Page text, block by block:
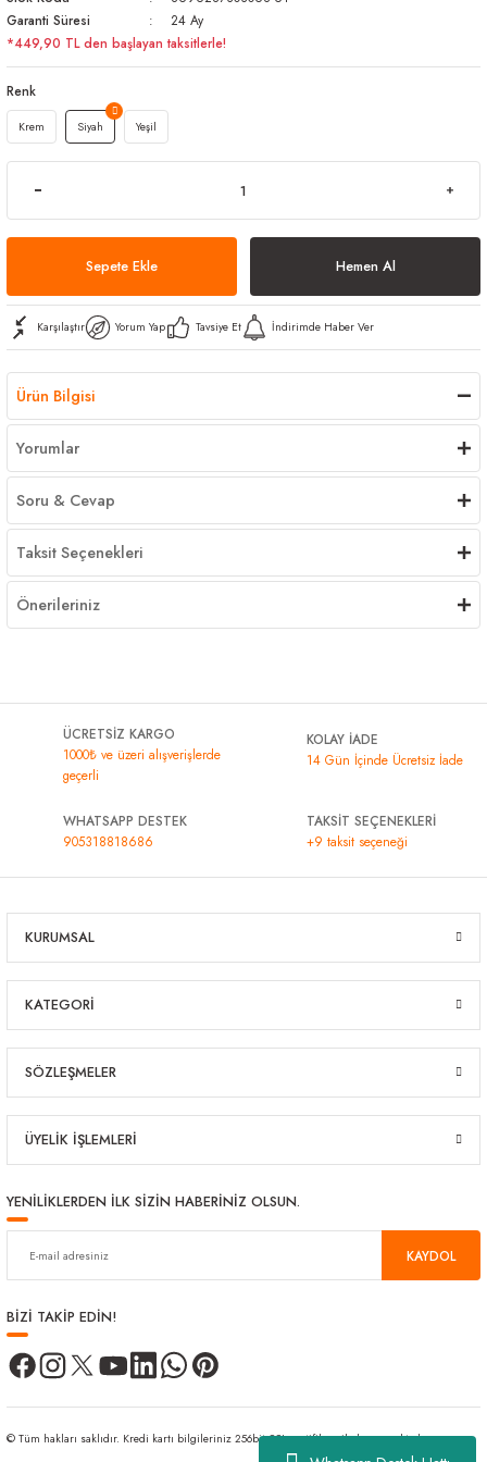
Bezler
Garanti Süresi
24 Ay
*449,90 TL den başlayan taksitlerle!
Renk
Krem Siyah Yeşil
Sepete Ekle Hemen Al
Karşılaştır Yorum Yap Tavsiye Et İndirimde Haber Ver
Ürün Bilgisi
Yorumlar
Soru & Cevap
Taksit Seçenekleri
Önerileriniz
ÜCRETSİZ KARGO
1000₺ ve üzeri alışverişlerde
geçerli
KOLAY İADE
14 Gün İçinde Ücretsiz İade
WHATSAPP DESTEK
905318818686
TAKSİT SEÇENEKLERİ
+9 taksit seçeneği
KURUMSAL
KATEGORİ
SÖZLEŞMELER
ÜYELİK İŞLEMLERİ
YENİLİKLERDEN İLK SİZİN HABERİNİZ OLSUN.
KAYDOL
BİZİ TAKİP EDİN!
© Tüm hakları saklıdır. Kredi kartı bilgileriniz 256bit SSL sertifikası ile korunmaktadır.